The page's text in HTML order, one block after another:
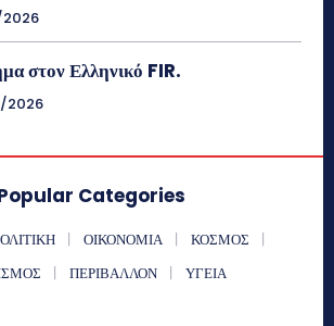
2026
στον Ελληνικό FIR.
2026
Categories
ΟΙΚΟΝΟΜΙΑ
ΚΟΣΜΟΣ
ΠΕΡΙΒΑΛΛΟΝ ΥΓΕΙΑ